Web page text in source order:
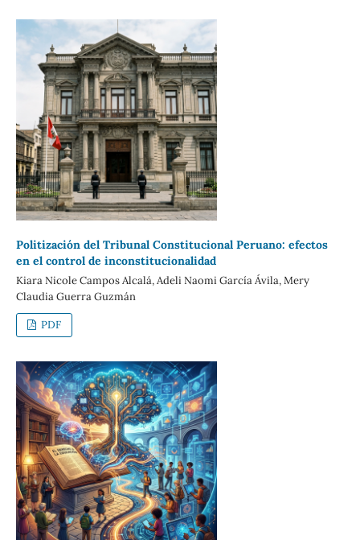
Politización del Tribunal Constitucional Peruano: efectos
en el control de inconstitucionalidad
Kiara Nicole Campos Alcalá, Adeli Naomi García Ávila, Mery
Claudia Guerra Guzmán
PDF